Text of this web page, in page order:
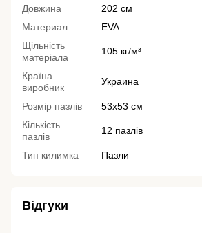
Довжина
202 см
Материал
EVA
Щільність
матеріала
105 кг/м³
Країна
виробник
Украина
Розмір пазлів
53х53 см
Кількість
пазлів
12 пазлів
Тип килимка Пазли
Відгуки